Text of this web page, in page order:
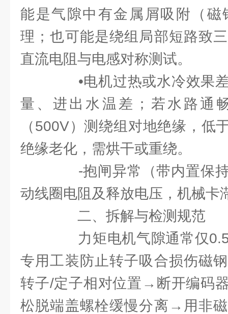
能是气隙中有金属屑吸附（磁
理；也可能是绕组局部短路致
直流电阻与电感对称测试。
•电机过热或水冷效果差
量、进出水温差；若水路通
（500V）测绕组对地绝缘，低
绝缘老化，需烘干或重绕。
-抱闸异常（带内置保持
动线圈电阻及释放电压，机械卡
二、拆解与检测规范
力矩电机气隙通常仅0.5
专用工装防止转子吸合损伤磁
转子/定子相对位置→断开编码
松脱端盖螺栓缓慢分离→用非